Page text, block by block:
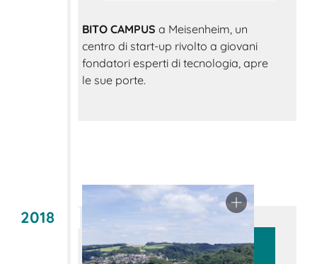
BITO CAMPUS a Meisenheim, un
centro di start-up rivolto a giovani
fondatori esperti di tecnologia, apre
le sue porte.
2018